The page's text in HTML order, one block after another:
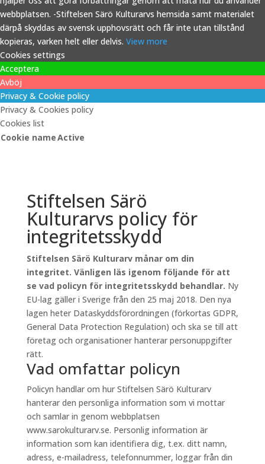
webbplatsen. -Stiftelsen Särö Kulturarvs hemsida samt materialet
därpå skyddas av svensk upphovsrätt och får inte utan tillstånd
kopieras, varken helt eller delvis. View more
Cookies settings
Acceptera
Avböj
Privacy & Cookie policy
Privacy & Cookies policy
Cookies list
Cookie nameActive
Stiftelsen Särö
Kulturarvs policy för
integritetsskydd
Stiftelsen Särö Kulturarv månar om din
integritet. Vänligen läs igenom följande för att
se vad policyn för integritetsskydd behandlar. Ny
EU-lag gäller i Sverige från den 25 maj 2018. Den nya
lagen heter Dataskyddsförordningen (förkortas GDPR,
General Data Protection Regulation) och ska se till att
företag och organisationer hanterar personuppgifter
rätt.
Vad omfattar policyn
Policyn handlar om hur Stiftelsen Särö Kulturarv
hanterar den personliga information som vi mottar
och samlar in genom webbplatsen
www.sarokulturarv.se. Personlig information är
information som kan identifiera dig, t.ex. ditt namn,
adress, e-mailadress, telefonnummer, loggar från din